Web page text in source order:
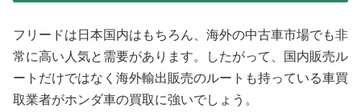
フリードは日本国内はもちろん、海外の中古車市場でも非
常に高い人気と需要があります。したがって、国内販売ル
ートだけではなく海外輸出販売のルートも持っている車買
取業者がホンダ車の買取に強いでしょう。